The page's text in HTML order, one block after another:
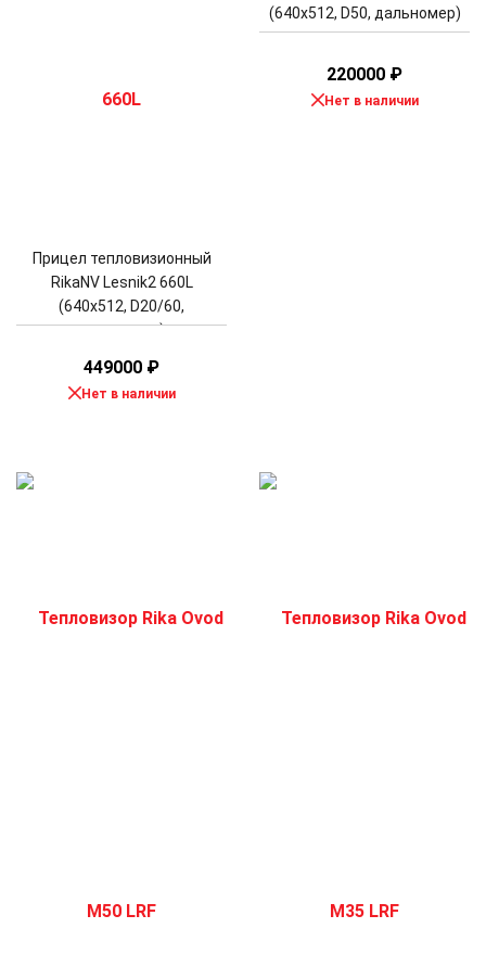
Прицел тепловизионный
RikaNV Lesnik2 660L
(640x512, D20/60,
дальномер)
449000 ₽
Нет в наличии
(640x512, D50, дальномер)
220000 ₽
Нет в наличии